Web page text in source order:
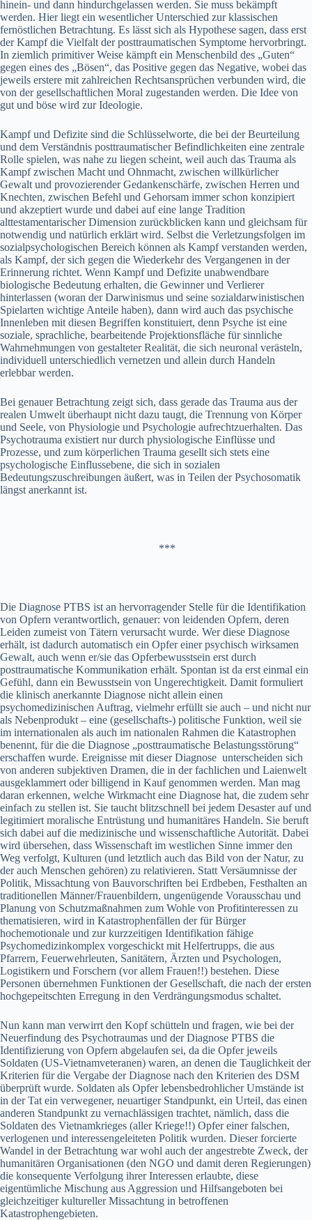
hinein- und dann hindurchgelassen werden. Sie muss bekämpft
werden. Hier liegt ein wesentlicher Unterschied zur klassischen
fernöstlichen Betrachtung. Es lässt sich als Hypothese sagen, dass erst
der Kampf die Vielfalt der posttraumatischen Symptome hervorbringt.
In ziemlich primitiver Weise kämpft ein Menschenbild des „Guten“
gegen eines des „Bösen“, das Positive gegen das Negative, wobei das
jeweils erstere mit zahlreichen Rechtsansprüchen verbunden wird, die
von der gesellschaftlichen Moral zugestanden werden. Die Idee von
gut und böse wird zur Ideologie.
Kampf und Defizite sind die Schlüsselworte, die bei der Beurteilung
und dem Verständnis posttraumatischer Befindlichkeiten eine zentrale
Rolle spielen, was nahe zu liegen scheint, weil auch das Trauma als
Kampf zwischen Macht und Ohnmacht, zwischen willkürlicher
Gewalt und provozierender Gedankenschärfe, zwischen Herren und
Knechten, zwischen Befehl und Gehorsam immer schon konzipiert
und akzeptiert wurde und dabei auf eine lange Tradition
alttestamentarischer Dimension zurückblicken kann und gleichsam für
notwendig und natürlich erklärt wird. Selbst die Verletzungsfolgen im
sozialpsychologischen Bereich können als Kampf verstanden werden,
als Kampf, der sich gegen die Wiederkehr des Vergangenen in der
Erinnerung richtet. Wenn Kampf und Defizite unabwendbare
biologische Bedeutung erhalten, die Gewinner und Verlierer
hinterlassen (woran der Darwinismus und seine sozialdarwinistischen
Spielarten wichtige Anteile haben), dann wird auch das psychische
Innenleben mit diesen Begriffen konstituiert, denn Psyche ist eine
soziale, sprachliche, bearbeitende Projektionsfläche für sinnliche
Wahrnehmungen von gestalteter Realität, die sich neuronal verästeln,
individuell unterschiedlich vernetzen und allein durch Handeln
erlebbar werden.
Bei genauer Betrachtung zeigt sich, dass gerade das Trauma aus der
realen Umwelt überhaupt nicht dazu taugt, die Trennung von Körper
und Seele, von Physiologie und Psychologie aufrechtzuerhalten. Das
Psychotrauma existiert nur durch physiologische Einflüsse und
Prozesse, und zum körperlichen Trauma gesellt sich stets eine
psychologische Einflussebene, die sich in sozialen
Bedeutungszuschreibungen äußert, was in Teilen der Psychosomatik
längst anerkannt ist.
***
Die Diagnose PTBS ist an hervorragender Stelle für die Identifikation
von Opfern verantwortlich, genauer: von leidenden Opfern, deren
Leiden zumeist von Tätern verursacht wurde. Wer diese Diagnose
erhält, ist dadurch automatisch ein Opfer einer psychisch wirksamen
Gewalt, auch wenn er/sie das Opferbewusstsein erst durch
posttraumatische Kommunikation erhält. Spontan ist da erst einmal ein
Gefühl, dann ein Bewusstsein von Ungerechtigkeit. Damit formuliert
die klinisch anerkannte Diagnose nicht allein einen
psychomedizinischen Auftrag, vielmehr erfüllt sie auch – und nicht nur
als Nebenprodukt – eine (gesellschafts-) politische Funktion, weil sie
im internationalen als auch im nationalen Rahmen die Katastrophen
benennt, für die die Diagnose „posttraumatische Belastungsstörung“
erschaffen wurde. Ereignisse mit dieser Diagnose unterscheiden sich
von anderen subjektiven Dramen, die in der fachlichen und Laienwelt
ausgeklammert oder billigend in Kauf genommen werden. Man mag
daran erkennen, welche Wirkmacht eine Diagnose hat, die zudem sehr
einfach zu stellen ist. Sie taucht blitzschnell bei jedem Desaster auf und
legitimiert moralische Entrüstung und humanitäres Handeln. Sie beruft
sich dabei auf die medizinische und wissenschaftliche Autorität. Dabei
wird übersehen, dass Wissenschaft im westlichen Sinne immer den
Weg verfolgt, Kulturen (und letztlich auch das Bild von der Natur, zu
der auch Menschen gehören) zu relativieren. Statt Versäumnisse der
Politik, Missachtung von Bauvorschriften bei Erdbeben, Festhalten an
traditionellen Männer/Frauenbildern, ungenügende Vorausschau und
Planung von Schutzmaßnahmen zum Wohle von Profitinteressen zu
thematisieren, wird in Katastrophenfällen der für Bürger
hochemotionale und zur kurzzeitigen Identifikation fähige
Psychomedizinkomplex vorgeschickt mit Helfertrupps, die aus
Pfarrern, Feuerwehrleuten, Sanitätern, Ärzten und Psychologen,
Logistikern und Forschern (vor allem Frauen!!) bestehen. Diese
Personen übernehmen Funktionen der Gesellschaft, die nach der ersten
hochgepeitschten Erregung in den Verdrängungsmodus schaltet.
Nun kann man verwirrt den Kopf schütteln und fragen, wie bei der
Neuerfindung des Psychotraumas und der Diagnose PTBS die
Identifizierung von Opfern abgelaufen sei, da die Opfer jeweils
Soldaten (US-Vietnamveteranen) waren, an denen die Tauglichkeit der
Kriterien für die Vergabe der Diagnose nach den Kriterien des DSM
überprüft wurde. Soldaten als Opfer lebensbedrohlicher Umstände ist
in der Tat ein verwegener, neuartiger Standpunkt, ein Urteil, das einen
anderen Standpunkt zu vernachlässigen trachtet, nämlich, dass die
Soldaten des Vietnamkrieges (aller Kriege!!) Opfer einer falschen,
verlogenen und interessengeleiteten Politik wurden. Dieser forcierte
Wandel in der Betrachtung war wohl auch der angestrebte Zweck, der
humanitären Organisationen (den NGO und damit deren Regierungen)
die konsequente Verfolgung ihrer Interessen erlaubte, diese
eigentümliche Mischung aus Aggression und Hilfsangeboten bei
gleichzeitiger kultureller Missachtung in betroffenen
Katastrophengebieten.